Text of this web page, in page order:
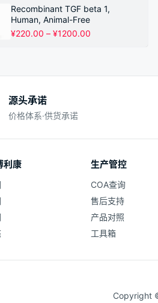
围：
¥220.00
Recombinant TGF beta 1,
Human, Animal-Free
¥220.00 – ¥1200.00
¥220.00
源头承诺
价格体系·供货承诺
利康 生产管控
COA查询
售后支持
产品对照
工具箱
Copyright